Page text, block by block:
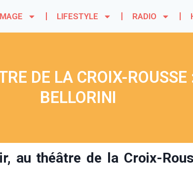
LIFESTYLE RADIO
DE LA CROIX-
BELLORINI
au théâtre de la Croix-